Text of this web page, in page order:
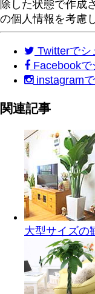
除した状態で作成
の個人情報を考慮
Twitterでシ
Facebookで
instagram
関連記事
大型サイズの